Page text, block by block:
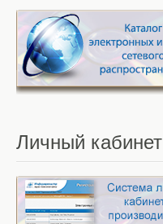
Личный кабинет